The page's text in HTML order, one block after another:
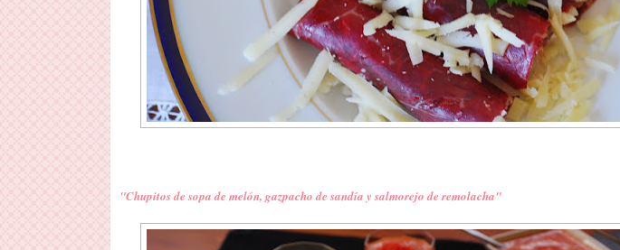
"Chupitos de sopa de melón, gazpacho de sandía y salmorejo de remolacha"